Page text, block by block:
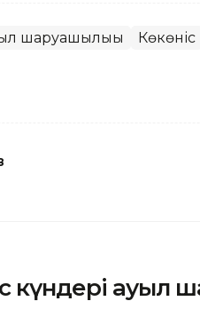
шаруашылығы Көкөніс
күндері ауыл